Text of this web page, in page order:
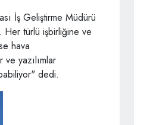
İş Geliştirme Müdürü
türlü işbirliğine ve
hava
yazılımlar
dedi.